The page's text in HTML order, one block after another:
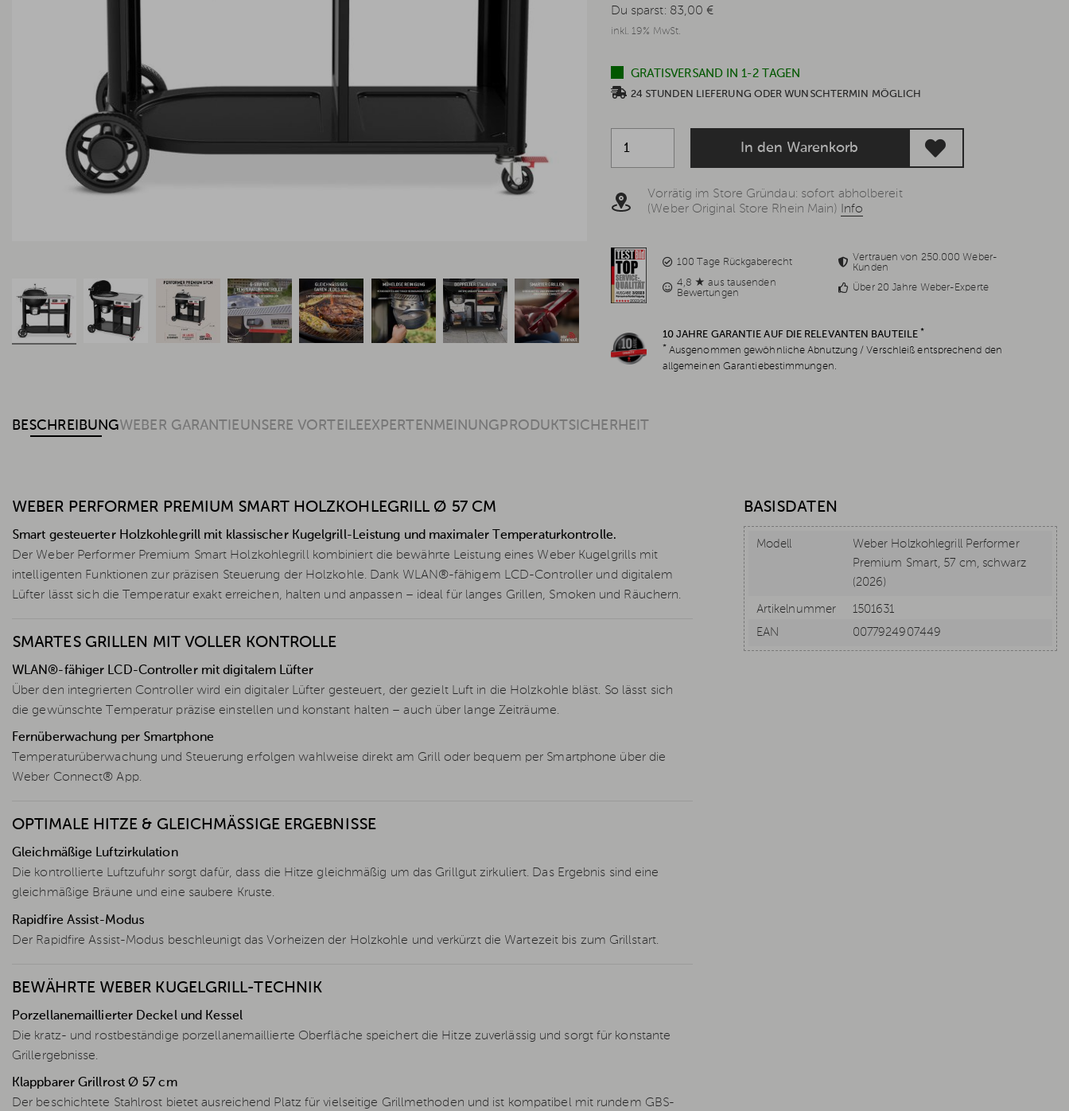
Du sparst: 83,00 €
inkl. 19% MwSt.
GRATISVERSAND IN 1-2 TAGEN
24 STUNDEN LIEFERUNG ODER WUNSCHTERMIN MÖGLICH
In den Warenkorb
Vorrätig im Store Gründau: sofort abholbereit
(Weber Original Store Rhein Main)
Info
100 Tage Rückgaberecht
Vertrauen von 250.000 Weber-
Kunden
4,8 ★ aus tausenden
Bewertungen
Über 20 Jahre Weber-Experte
10 JAHRE GARANTIE AUF DIE RELEVANTEN BAUTEILE *
* Ausgenommen gewöhnliche Abnutzung / Verschleiß entsprechend den
allgemeinen Garantiebestimmungen.
BESCHREIBUNGWEBER GARANTIEUNSERE VORTEILE EXPERTENMEINUNG PRODUKTSICHERHEIT
WEBER PERFORMER PREMIUM SMART HOLZKOHLEGRILL Ø 57 CM
Smart gesteuerter Holzkohlegrill mit klassischer Kugelgrill-Leistung und maximaler Temperaturkontrolle.
Der Weber Performer Premium Smart Holzkohlegrill kombiniert die bewährte Leistung eines Weber Kugelgrills mit
intelligenten Funktionen zur präzisen Steuerung der Holzkohle. Dank WLAN®-fähigem LCD-Controller und digitalem
Lüfter lässt sich die Temperatur exakt erreichen, halten und anpassen – ideal für langes Grillen, Smoken und Räuchern.
SMARTES GRILLEN MIT VOLLER KONTROLLE
WLAN®-fähiger LCD-Controller mit digitalem Lüfter
Über den integrierten Controller wird ein digitaler Lüfter gesteuert, der gezielt Luft in die Holzkohle bläst. So lässt sich
die gewünschte Temperatur präzise einstellen und konstant halten – auch über lange Zeiträume.
Fernüberwachung per Smartphone
Temperaturüberwachung und Steuerung erfolgen wahlweise direkt am Grill oder bequem per Smartphone über die
Weber Connect® App.
OPTIMALE HITZE & GLEICHMÄSSIGE ERGEBNISSE
Gleichmäßige Luftzirkulation
Die kontrollierte Luftzufuhr sorgt dafür, dass die Hitze gleichmäßig um das Grillgut zirkuliert. Das Ergebnis sind eine
gleichmäßige Bräune und eine saubere Kruste.
Rapidfire Assist-Modus
Der Rapidfire Assist-Modus beschleunigt das Vorheizen der Holzkohle und verkürzt die Wartezeit bis zum Grillstart.
BEWÄHRTE WEBER KUGELGRILL-TECHNIK
Porzellanemaillierter Deckel und Kessel
Die kratz- und rostbeständige porzellanemaillierte Oberfläche speichert die Hitze zuverlässig und sorgt für konstante
Grillergebnisse.
Klappbarer Grillrost Ø 57 cm
Der beschichtete Stahlrost bietet ausreichend Platz für vielseitige Grillmethoden und ist kompatibel mit rundem GBS-
BASISDATEN
Modell
Weber Holzkohlegrill Performer
Premium Smart, 57 cm, schwarz
(2026)
Artikelnummer
1501631
EAN
0077924907449